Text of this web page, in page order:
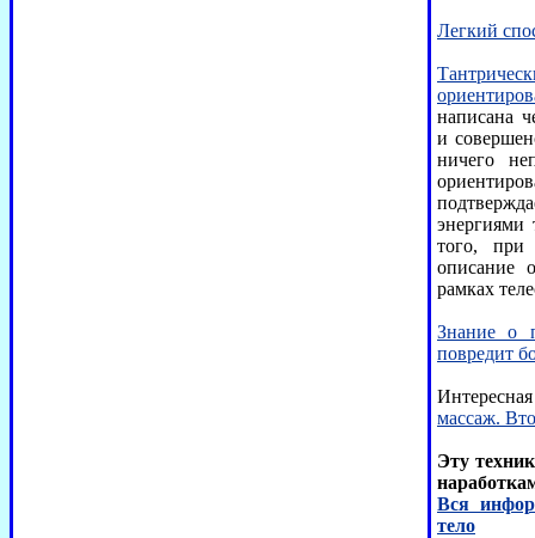
Легкий
написана
и
ничего
энергиями
того, при
описание
рамках
Знание о
повредит
массаж.
Эту
Вся
тело